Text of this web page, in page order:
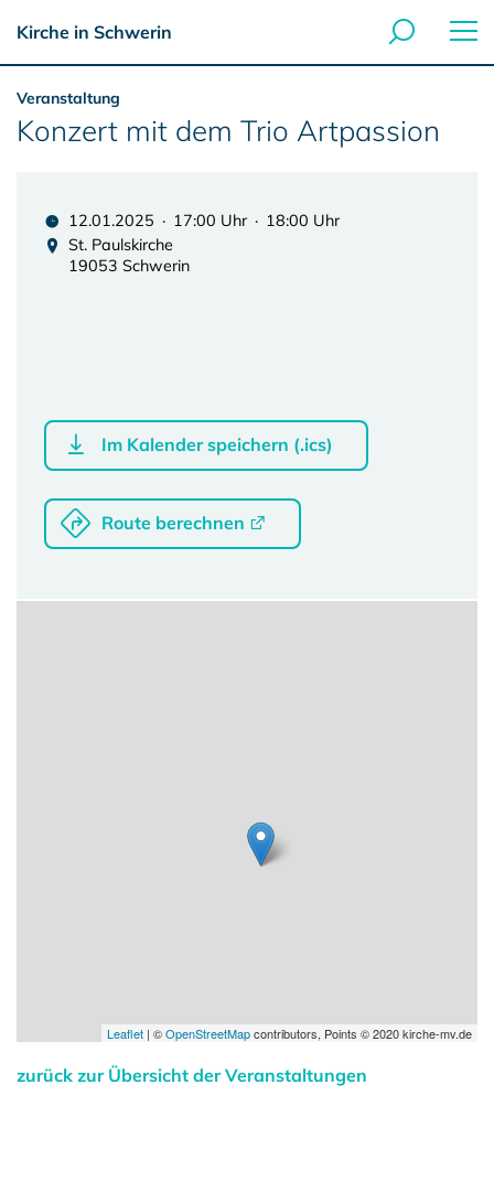
Kirche in Schwerin
Veranstaltung
Konzert mit dem Trio Artpassion
12.01.2025 · 17:00 Uhr · 18:00 Uhr
St. Paulskirche
19053 Schwerin
Im Kalender speichern (.ics)
Route berechnen
Leaflet | ©OpenStreetMapcontributors, Points © 2020 kirche-mv.de
zurück zur Übersicht der Veranstaltungen